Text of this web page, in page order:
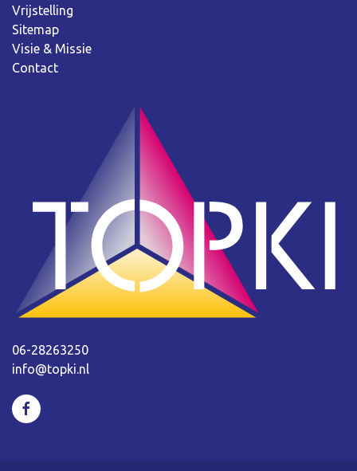
Vrijstelling
Sitemap
Visie & Missie
Contact
06-28263250
info@topki.nl